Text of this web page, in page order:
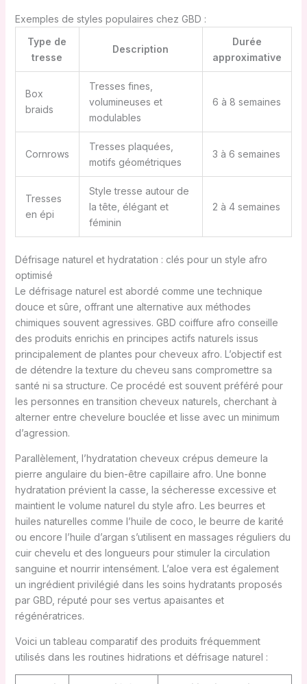
Exemples de styles populaires chez GBD :
Type de
tresse
Description
Durée
approximative
Box
braids
Tresses fines,
volumineuses et
modulables
6 à 8 semaines
Cornrows
Tresses plaquées,
motifs géométriques
3 à 6 semaines
Tresses
en épi
Style tresse autour de
la tête, élégant et
féminin
2 à 4 semaines
Défrisage naturel et hydratation : clés pour un style afro
optimisé
Le défrisage naturel est abordé comme une technique
douce et sûre, offrant une alternative aux méthodes
chimiques souvent agressives. GBD coiffure afro conseille
des produits enrichis en principes actifs naturels issus
principalement de plantes pour cheveux afro. L’objectif est
de détendre la texture du cheveu sans compromettre sa
santé ni sa structure. Ce procédé est souvent préféré pour
les personnes en transition cheveux naturels, cherchant à
alterner entre chevelure bouclée et lisse avec un minimum
d’agression.
Parallèlement, l’hydratation cheveux crépus demeure la
pierre angulaire du bien-être capillaire afro. Une bonne
hydratation prévient la casse, la sécheresse excessive et
maintient le volume naturel du style afro. Les beurres et
huiles naturelles comme l’huile de coco, le beurre de karité
ou encore l’huile d’argan s’utilisent en massages réguliers du
cuir chevelu et des longueurs pour stimuler la circulation
sanguine et nourrir intensément. L’aloe vera est également
un ingrédient privilégié dans les soins hydratants proposés
par GBD, réputé pour ses vertus apaisantes et
régénératrices.
Voici un tableau comparatif des produits fréquemment
utilisés dans les routines hidrations et défrisage naturel :